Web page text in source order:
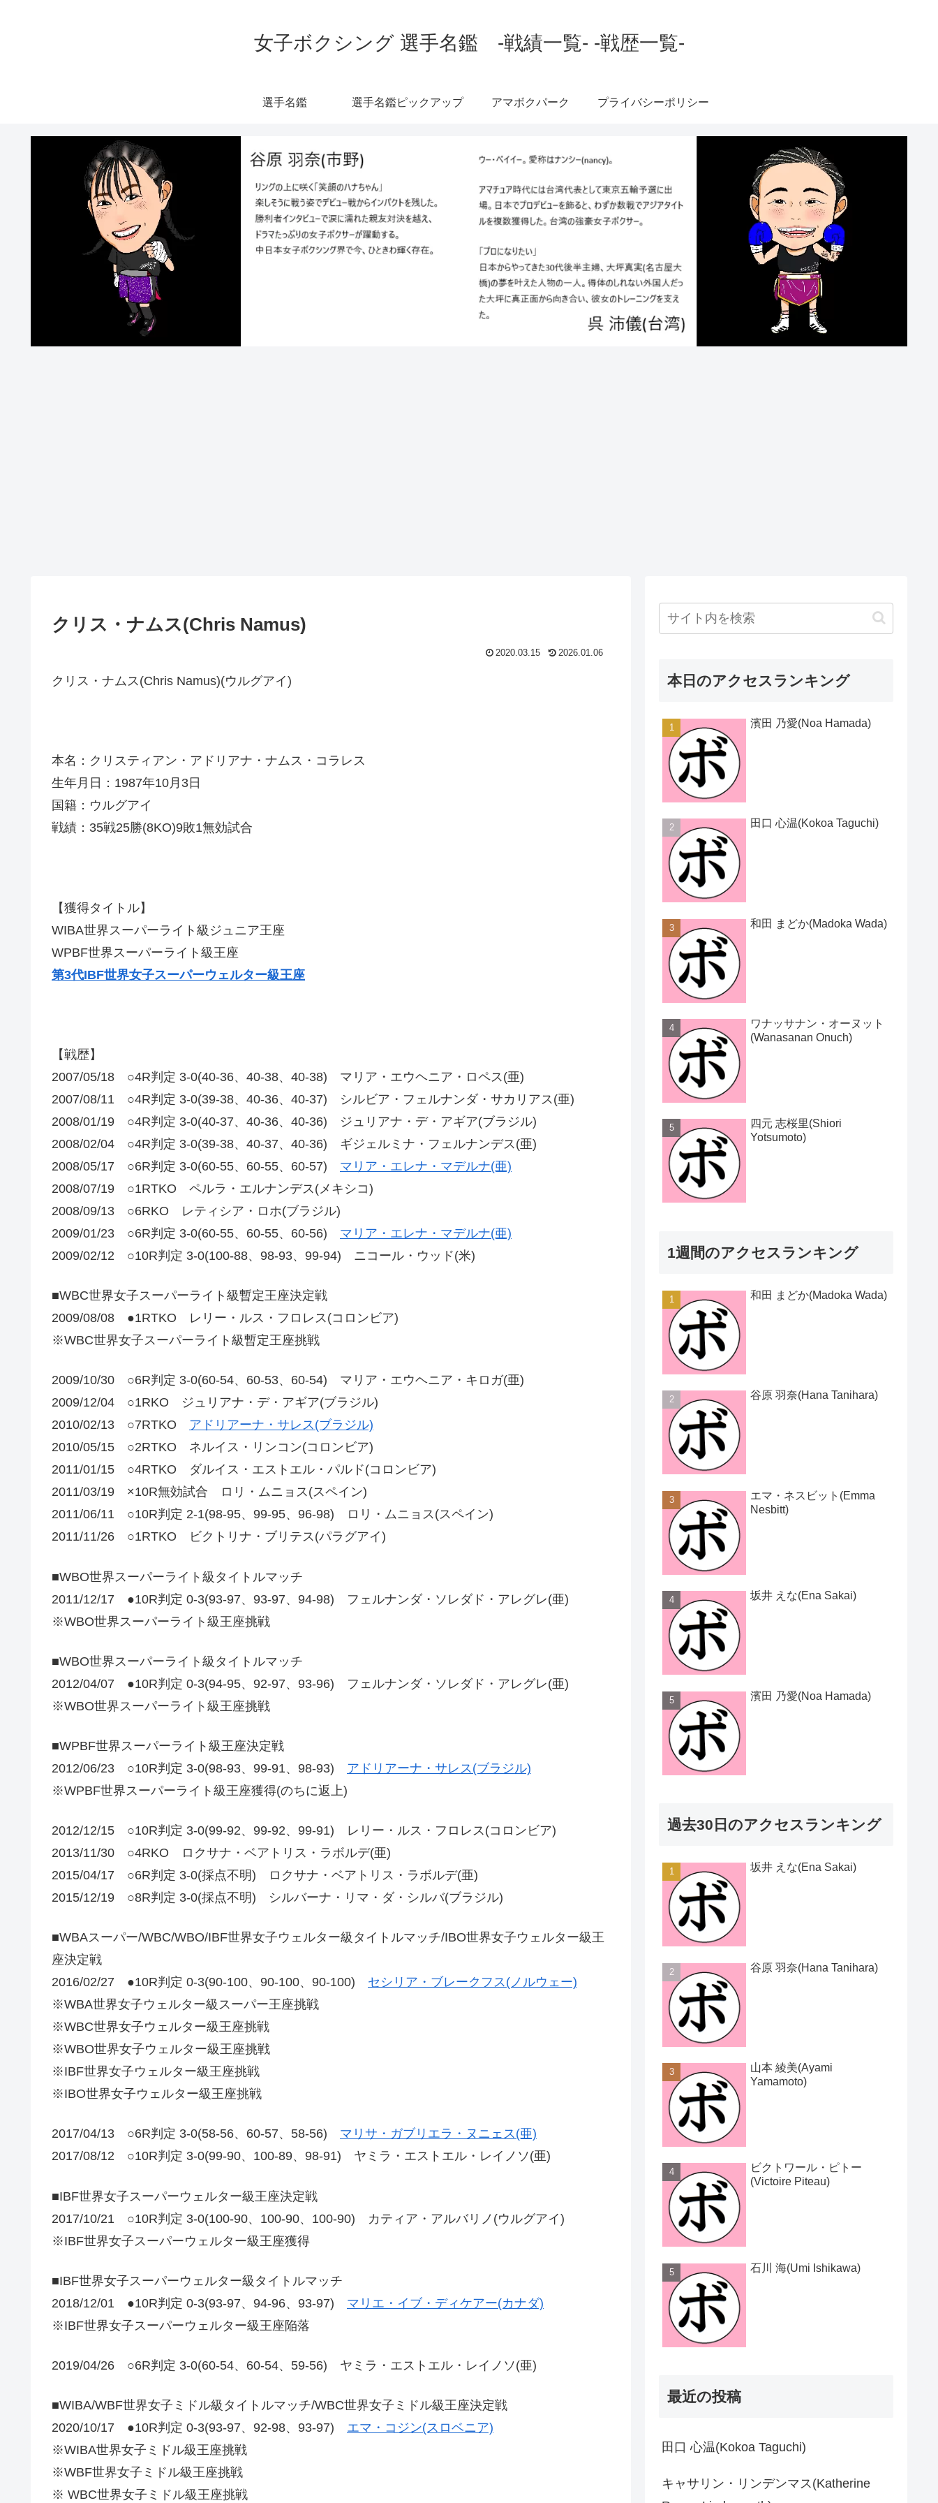
女子ボクシング 選手名鑑 -戦績一覧- -戦歴一覧-
選手名鑑 選手名鑑ピックアップ アマボクパーク プライバシーポリシー
クリス・ナムス(Chris Namus)
2020.03.15 2026.01.06
クリス・ナムス(Chris Namus)(ウルグアイ)
本名：クリスティアン・アドリアナ・ナムス・コラレス
生年月日：1987年10月3日
国籍：ウルグアイ
戦績：35戦25勝(8KO)9敗1無効試合
【獲得タイトル】
WIBA世界スーパーライト級ジュニア王座
WPBF世界スーパーライト級王座
第3代IBF世界女子スーパーウェルター級王座
【戦歴】
2007/05/18 ○4R判定 3-0(40-36、40-38、40-38) マリア・エウヘニア・ロペス(亜)
2007/08/11 ○4R判定 3-0(39-38、40-36、40-37) シルビア・フェルナンダ・サカリアス(亜)
2008/01/19 ○4R判定 3-0(40-37、40-36、40-36) ジュリアナ・デ・アギア(ブラジル)
2008/02/04 ○4R判定 3-0(39-38、40-37、40-36) ギジェルミナ・フェルナンデス(亜)
2008/05/17 ○6R判定 3-0(60-55、60-55、60-57) マリア・エレナ・マデルナ(亜)
2008/07/19 ○1RTKO ペルラ・エルナンデス(メキシコ)
2008/09/13 ○6RKO レティシア・ロホ(ブラジル)
2009/01/23 ○6R判定 3-0(60-55、60-55、60-56) マリア・エレナ・マデルナ(亜)
2009/02/12 ○10R判定 3-0(100-88、98-93、99-94) ニコール・ウッド(米)
■WBC世界女子スーパーライト級暫定王座決定戦
2009/08/08 ●1RTKO レリー・ルス・フロレス(コロンビア)
※WBC世界女子スーパーライト級暫定王座挑戦
2009/10/30 ○6R判定 3-0(60-54、60-53、60-54) マリア・エウヘニア・キロガ(亜)
2009/12/04 ○1RKO ジュリアナ・デ・アギア(ブラジル)
2010/02/13 ○7RTKO アドリアーナ・サレス(ブラジル)
2010/05/15 ○2RTKO ネルイス・リンコン(コロンビア)
2011/01/15 ○4RTKO ダルイス・エストエル・パルド(コロンビア)
2011/03/19 ×10R無効試合 ロリ・ムニョス(スペイン)
2011/06/11 ○10R判定 2-1(98-95、99-95、96-98) ロリ・ムニョス(スペイン)
2011/11/26 ○1RTKO ビクトリナ・ブリテス(パラグアイ)
■WBO世界スーパーライト級タイトルマッチ
2011/12/17 ●10R判定 0-3(93-97、93-97、94-98) フェルナンダ・ソレダド・アレグレ(亜)
※WBO世界スーパーライト級王座挑戦
■WBO世界スーパーライト級タイトルマッチ
2012/04/07 ●10R判定 0-3(94-95、92-97、93-96) フェルナンダ・ソレダド・アレグレ(亜)
※WBO世界スーパーライト級王座挑戦
■WPBF世界スーパーライト級王座決定戦
2012/06/23 ○10R判定 3-0(98-93、99-91、98-93) アドリアーナ・サレス(ブラジル)
※WPBF世界スーパーライト級王座獲得(のちに返上)
2012/12/15 ○10R判定 3-0(99-92、99-92、99-91) レリー・ルス・フロレス(コロンビア)
2013/11/30 ○4RKO ロクサナ・ベアトリス・ラボルデ(亜)
2015/04/17 ○6R判定 3-0(採点不明) ロクサナ・ベアトリス・ラボルデ(亜)
2015/12/19 ○8R判定 3-0(採点不明) シルバーナ・リマ・ダ・シルバ(ブラジル)
■WBAスーパー/WBC/WBO/IBF世界女子ウェルター級タイトルマッチ/IBO世界女子ウェルター級王
座決定戦
2016/02/27 ●10R判定 0-3(90-100、90-100、90-100) セシリア・ブレークフス(ノルウェー)
※WBA世界女子ウェルター級スーパー王座挑戦
※WBC世界女子ウェルター級王座挑戦
※WBO世界女子ウェルター級王座挑戦
※IBF世界女子ウェルター級王座挑戦
※IBO世界女子ウェルター級王座挑戦
2017/04/13 ○6R判定 3-0(58-56、60-57、58-56) マリサ・ガブリエラ・ヌニェス(亜)
2017/08/12 ○10R判定 3-0(99-90、100-89、98-91) ヤミラ・エストエル・レイノソ(亜)
■IBF世界女子スーパーウェルター級王座決定戦
2017/10/21 ○10R判定 3-0(100-90、100-90、100-90) カティア・アルバリノ(ウルグアイ)
※IBF世界女子スーパーウェルター級王座獲得
■IBF世界女子スーパーウェルター級タイトルマッチ
2018/12/01 ●10R判定 0-3(93-97、94-96、93-97) マリエ・イブ・ディケアー(カナダ)
※IBF世界女子スーパーウェルター級王座陥落
2019/04/26 ○6R判定 3-0(60-54、60-54、59-56) ヤミラ・エストエル・レイノソ(亜)
■WIBA/WBF世界女子ミドル級タイトルマッチ/WBC世界女子ミドル級王座決定戦
2020/10/17 ●10R判定 0-3(93-97、92-98、93-97) エマ・コジン(スロベニア)
※WIBA世界女子ミドル級王座挑戦
※WBF世界女子ミドル級王座挑戦
※ WBC世界女子ミドル級王座挑戦
本日のアクセスランキング
濱田 乃愛(Noa Hamada)
田口 心温(Kokoa Taguchi)
和田 まどか(Madoka Wada)
ワナッサナン・オーヌット
(Wanasanan Onuch)
四元 志桜里(Shiori
Yotsumoto)
1週間のアクセスランキング
和田 まどか(Madoka Wada)
谷原 羽奈(Hana Tanihara)
エマ・ネスビット(Emma
Nesbitt)
坂井 えな(Ena Sakai)
濱田 乃愛(Noa Hamada)
過去30日のアクセスランキング
坂井 えな(Ena Sakai)
谷原 羽奈(Hana Tanihara)
山本 綾美(Ayami
Yamamoto)
ビクトワール・ピトー
(Victoire Piteau)
石川 海(Umi Ishikawa)
最近の投稿
田口 心温(Kokoa Taguchi)
キャサリン・リンデンマス(Katherine